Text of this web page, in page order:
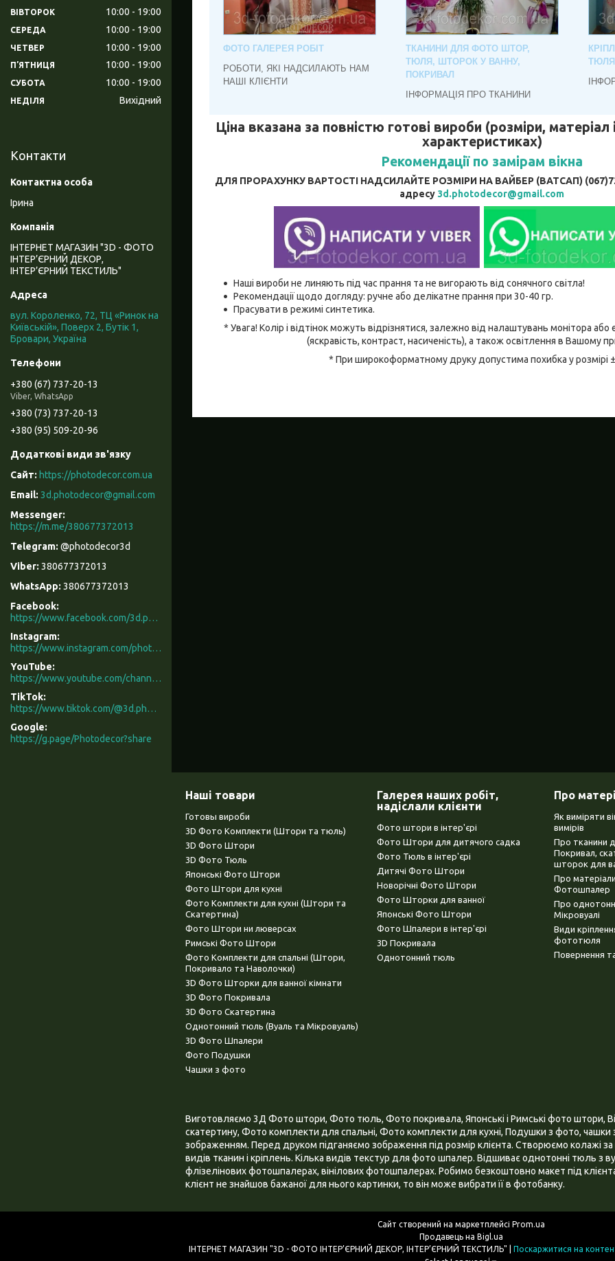
ФОТО ГАЛЕРЕЯ РОБІТ
РОБОТИ, ЯКІ НАДСИЛАЮТЬ НАМ
НАШІ КЛІЄНТИ
ТКАНИНИ ДЛЯ ФОТО ШТОР,
ТЮЛЯ, ШТОРОК У ВАННУ,
ПОКРИВАЛ
ІНФОРМАЦІЯ ПРО ТКАНИНИ
Ціна вказана за повністю готові вироби (розміри, матеріал
характеристиках)
Рекомендації по замірам вікна
ДЛЯ ПРОРАХУНКУ ВАРТОСТІ НАДСИЛАЙТЕ РОЗМІРИ НА ВАЙБЕР (ВАТСАП)
адресу 3d.photodecor@gmail.com
Наші вироби не линяють під час прання та не вигорають від сонячного світла!
Рекомендації щодо догляду: ручне або делікатне прання при 30-40 гр.
Прасувати в режимі синтетика.
* Увага! Колір і відтінок можуть відрізнятися, залежно від налаштувань монітора
(яскравість, контраст, насиченість), а також освітлення в Вашому
* При широкоформатному друку допустима похибка у розмірі
ВІВТОРОК 10:00 19:00
СЕРЕДА 10:00 19:00
ЧЕТВЕР 10:00 19:00
ПʼЯТНИЦЯ 10:00 19:00
СУБОТА 10:00 19:00
НЕДІЛЯ Вихідний
Контакти
Ірина
ІНТЕРНЕТ МАГАЗИН "3D - ФОТО
ІНТЕР’ЄРНИЙ ДЕКОР,
ІНТЕР’ЄРНИЙ ТЕКСТИЛЬ"
вул. Короленко, 72, ТЦ «Ринок на
Київській», Поверх 2, Бутік 1,
Бровари, Україна
+380 (67) 737-20-13
Viber, WhatsApp
+380 (73) 737-20-13
+380 (95) 509-20-96
https://photodecor.com.ua
3d.photodecor@gmail.com
https://m.me/380677372013
@photodecor3d
380677372013
380677372013
Facebook
https://www.facebook.com/3d.photodecor/
Instagram
https://www.instagram.com/photodecor.com.ua/
YouTube
https://www.youtube.com/channel/UCXCUerfqRY1Pw7-IptdbqyA/videos
TikTok
https://www.tiktok.com/@3d.photodecor?is_from_webapp=1&sender_device=pc
Google
https://g.page/Photodecor?share
Наші товари
Готовы вироби
3D Фото Комплекти (Штори та тюль)
3D Фото Штори
3D Фото Тюль
Японські Фото Штори
Фото Штори для кухні
Фото Комплекти для кухні (Штори та
Скатертина)
Фото Штори ни люверсах
Римські Фото Штори
Фото Комплекти для спальні (Штори,
Покривало та Наволочки)
3D Фото Шторки для ванної кімнати
3D Фото Покривала
3D Фото Скатертина
Однотонний тюль (Вуаль та Мікровуаль)
3D Фото Шпалери
Фото Подушки
Чашки з фото
Галерея наших робіт,
надіслали клієнти
Фото штори в інтер'єрі
Фото Штори для дитячого садка
Фото Тюль в інтер'єрі
Дитячі Фото Штори
Новорічні Фото Штори
Фото Шторки для ванної
Японські Фото Штори
Фото Шпалери в інтер'єрі
3D Покривала
Однотонний тюль
Про
Як виміряти
вимірів
Про тканини
Покривал,
шторок для
Про
Фотошпалер
Про
Мікровуалі
Види
фототюля
Повернення
Виготовляємо 3Д Фото штори, Фото тюль, Фото покривала, Японські і Римські фото штори,
скатертину, Фото комплекти для спальні, Фото комплекти для кухні, Подушки з фото, чашки
зображенням. Перед друком підганяємо зображення під розмір клієнта. Створюємо колажі
видів тканин і кріплень. Кілька видів текстур для фото шпалер. Відшиває однотонні тюль з
флізелінових фотошпалерах, вінілових фотошпалерах. Робимо безкоштовно макет під
клієнт не знайшов бажаної для нього картинки, то він може вибрати її в фотобанку.
Сайт створений на маркетплейсі Prom.ua
Продавець на Bigl.ua
Поскаржитися на